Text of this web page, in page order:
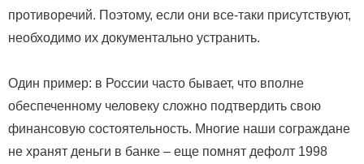
противоречий. Поэтому, если они все-таки присутствуют,
необходимо их документально устранить.
Один пример: в России часто бывает, что вполне
обеспеченному человеку сложно подтвердить свою
финансовую состоятельность. Многие наши сограждане
не хранят деньги в банке – еще помнят дефолт 1998